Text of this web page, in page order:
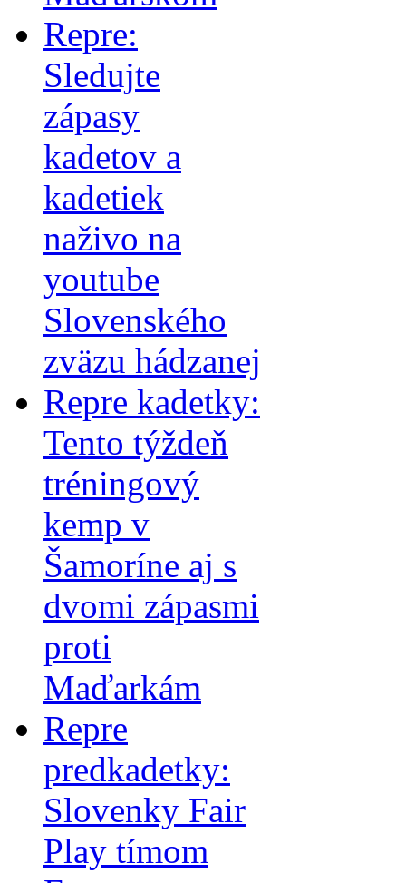
Repre:
Sledujte
zápasy
kadetov a
kadetiek
naživo na
youtube
Slovenského
zväzu hádzanej
Repre kadetky:
Tento týždeň
tréningový
kemp v
Šamoríne aj s
dvomi zápasmi
proti
Maďarkám
Repre
predkadetky:
Slovenky Fair
Play tímom